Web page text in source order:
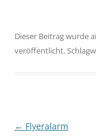
Dieser Beitrag wurde
veröffentlicht.
Beitragsnavigation
← Flyeralarm